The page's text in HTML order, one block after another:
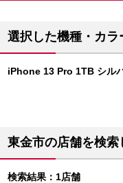
選択した機種・カラ
iPhone 13 Pro 1TB シル
東金市の店舗を検
検索結果：1店舗